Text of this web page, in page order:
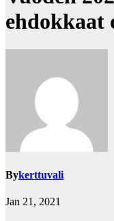
ehdokkaat
Bykerttuvali
Jan 21, 2021